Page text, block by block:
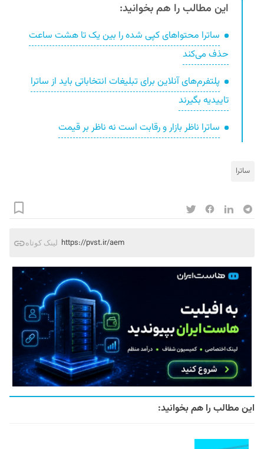
این مطالب را هم بخوانید:
ساترا محتواهای کپی شده را بین یک تا هشت ساعت
حذف می‌کند
پلتفرم‌های آنلاین برای تبلیغات انتخاباتی باید از ساترا
تاییدیه بگیرند
ساترا ناظر بازار و رقابت است نه ناظر بر قیمت
ساترا
لینک کوتاه https://pvst.ir/aem
این مطالب را هم بخوانید: